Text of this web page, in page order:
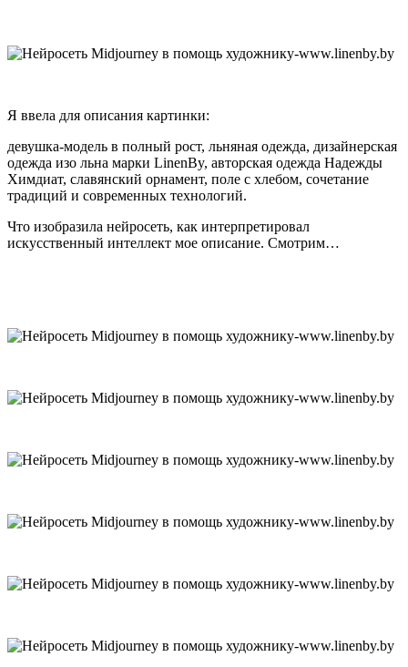
Я ввела для описания картинки:
девушка-модель в полный рост, льняная одежда, дизайнерская
одежда изо льна марки LinenBy, авторская одежда Надежды
Химдиат, славянский орнамент, поле с хлебом, сочетание
традиций и современных технологий.
Что изобразила нейросеть, как интерпретировал
искусственный интеллект мое описание. Смотрим…